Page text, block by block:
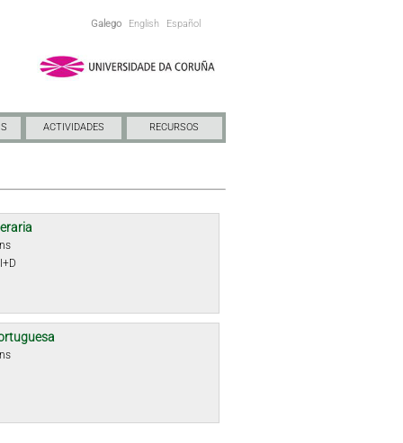
Galego English Español
ACTIVIDADES RECURSOS